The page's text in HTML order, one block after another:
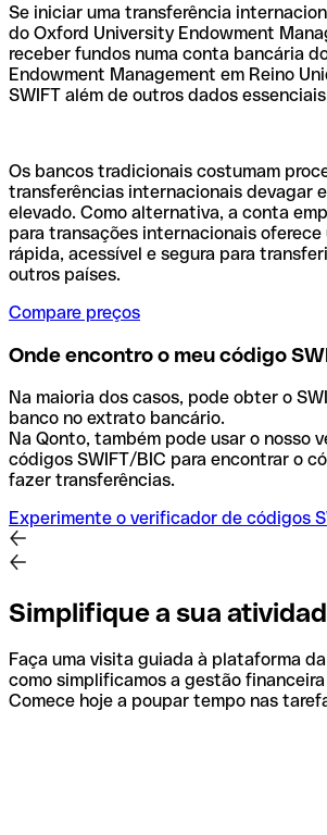
Se iniciar uma transferência
do Oxford University Endowment
receber fundos numa conta bancária
Endowment Management em Reino
SWIFT além de outros dados
Os bancos tradicionais costumam
transferências internacionais devagar
elevado. Como alternativa, a conta
para transações internacionais oferece
rápida, acessível e segura para
outros países.
Compare preços
Onde encontro o meu código
Na maioria dos casos, pode obter o
banco no extrato bancário.
Na Qonto, também pode usar o nosso
códigos SWIFT/BIC para encontrar o
fazer transferências.
Experimente o verificador de códigos
Simplifique a sua
Faça uma visita guiada à plataforma
como simplificamos a gestão
Comece hoje a poupar tempo nas